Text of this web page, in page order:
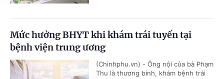
Mức hưởng BHYT khi khám trái tuyến tại
bệnh viện trung ương
(Chinhphu.vn) - Ông nội của bà Phạm
Thu là thương binh, khám bệnh trái